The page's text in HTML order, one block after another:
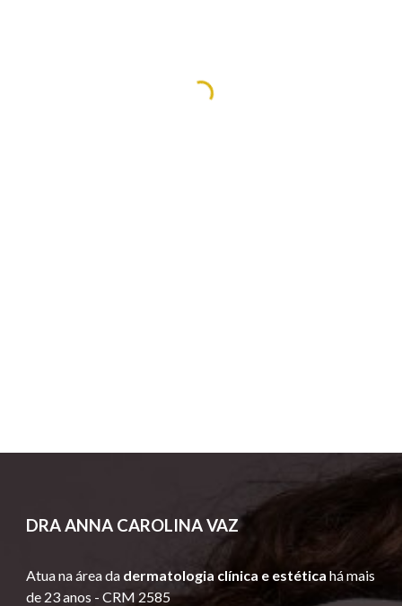
DRAANNA CAROLINA VAZ
Atuana área da dermatologia clínica e estética há mais
de 23 anos -CRM 2585